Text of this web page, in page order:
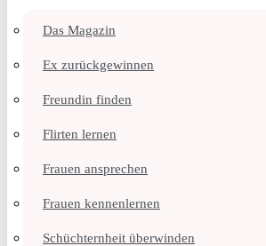
Das Magazin
Ex zurückgewinnen
Freundin finden
Flirten lernen
Frauen ansprechen
Frauen kennenlernen
Schüchternheit überwinden